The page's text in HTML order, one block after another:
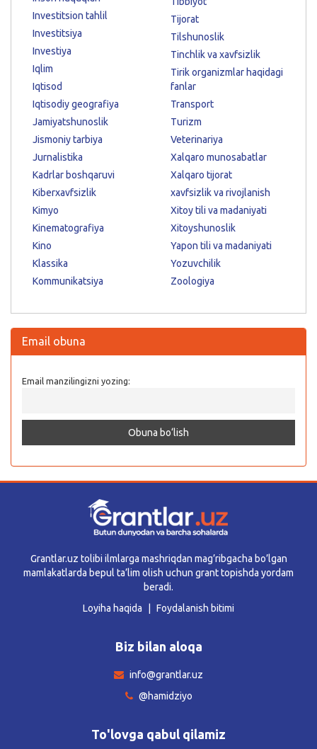
Investitsion tahlil
Investitsiya
Investiya
Iqlim
Iqtisod
Iqtisodiy geografiya
Jamiyatshunoslik
Jismoniy tarbiya
Jurnalistika
Kadrlar boshqaruvi
Kiberxavfsizlik
Kimyo
Kinematografiya
Kino
Klassika
Kommunikatsiya
Tijorat
Tilshunoslik
Tinchlik va xavfsizlik
Tirik organizmlar haqidagi
fanlar
Transport
Turizm
Veterinariya
Xalqaro munosabatlar
Xalqaro tijorat
xavfsizlik va rivojlanish
Xitoy tili va madaniyati
Xitoyshunoslik
Yapon tili va madaniyati
Yozuvchilik
Zoologiya
Email obuna
Email manzilingizni yozing:
Grantlar.uz tolibi ilmlarga mashriqdan mag’ribgacha bo’lgan
mamlakatlarda bepul ta’lim olish uchun grant topishda yordam
beradi.
Loyiha haqida
Foydalanish bitimi
Biz bilan aloqa
info@grantlar.uz
@hamidziyo
To'lovga qabul qilamiz